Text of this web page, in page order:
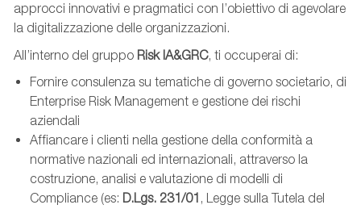
approcci innovativi e pragmatici con l’obiettivo di agevolare
la digitalizzazione delle organizzazioni.
All’interno del gruppo Risk IA&GRC, ti occuperai di:
Fornire consulenza su tematiche di governo societario, di
Enterprise Risk Management e gestione dei rischi
aziendali
Affiancare i clienti nella gestione della conformità a
normative nazionali ed internazionali, attraverso la
costruzione, analisi e valutazione di modelli di
Compliance (es: D.Lgs. 231/01 , Legge sulla Tutela del